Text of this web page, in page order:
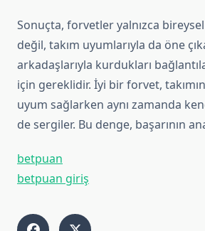
Sonuçta, forvetler yalnızca
değil, takım uyumlarıyla da öne
arkadaşlarıyla kurdukları
için gereklidir. İyi bir forvet,
uyum sağlarken aynı zamanda
de sergiler. Bu denge, başarının
betpuan
betpuan giriş